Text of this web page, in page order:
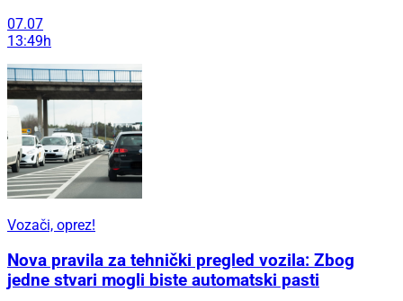
07.07
13:49h
Vozači, oprez!
Nova pravila za tehnički pregled vozila: Zbog
jedne stvari mogli biste automatski pasti